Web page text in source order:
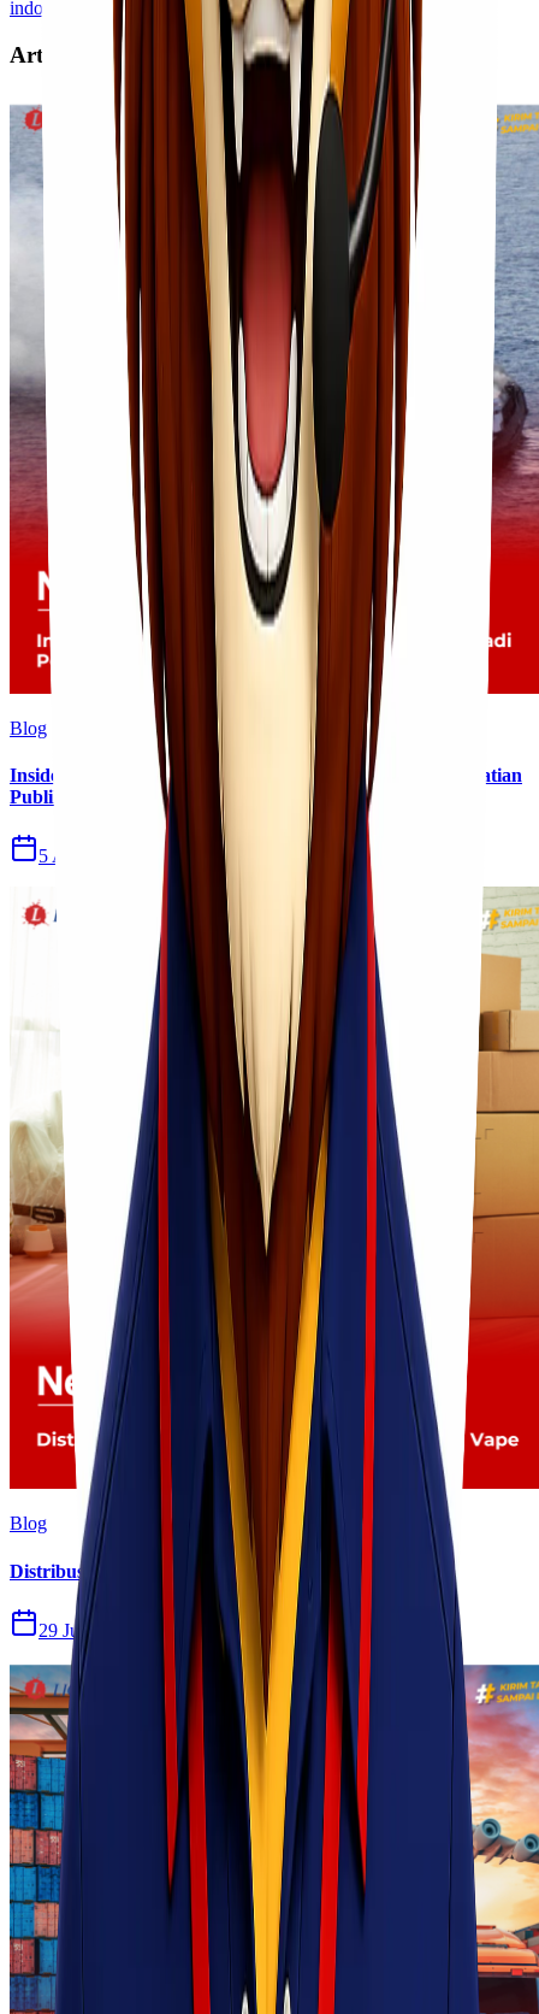
indonesia project cargo indonesia
Artikel Terkait
Blog
Insiden Kebakaran KM Mutiara Sentosa II Menjadi Perhatian
Publik
5 Agu 2026
Blog
Distribusi Pengiriman Rokok Elektronik atau Vape
29 Jul 2026